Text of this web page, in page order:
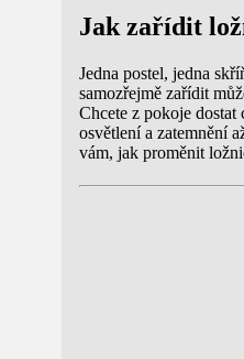
Jak zařídit
Jedna postel, jedna
samozřejmě zařídit
Chcete z pokoje
osvětlení a zatemnění
vám, jak proměnit